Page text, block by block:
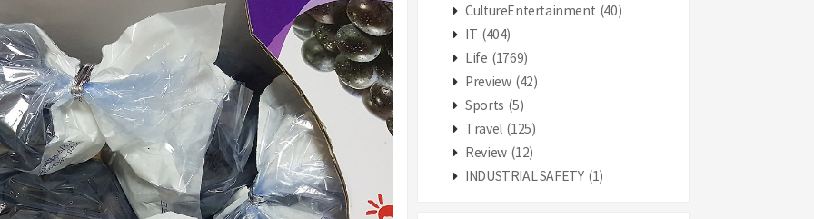
CultureEntertainment (40)
(404)
Life (1769)
Preview (42)
Sports (5)
Travel (125)
Review (12)
INDUSTRIAL SAFETY (1)